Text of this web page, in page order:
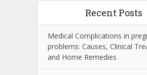
Recent Posts
Medical Complications in
problems: Causes, Clinical
and Home Remedies